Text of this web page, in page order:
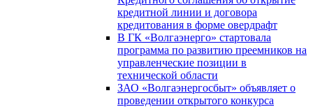
кредитной линии и договора
кредитования в форме овердрафт
В ГК «Волгаэнерго» стартовала
программа по развитию преемников на
управленческие позиции в
технической области
ЗАО «Волгаэнергосбыт» объявляет о
проведении открытого конкурса